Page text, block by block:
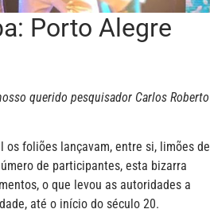
Porto Alegre
querido pesquisador Carlos Roberto
os foliões lançavam, entre si, limões de
de participantes, esta bizarra
o que levou as autoridades a
até o início do século 20.